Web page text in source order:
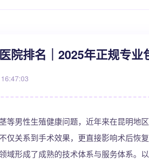
院排名｜2025年正规专业
等男性生殖健康问题，近年来在昆明地
仅关系到手术效果，更直接影响术后恢
域形成了成熟的技术体系与服务体系。